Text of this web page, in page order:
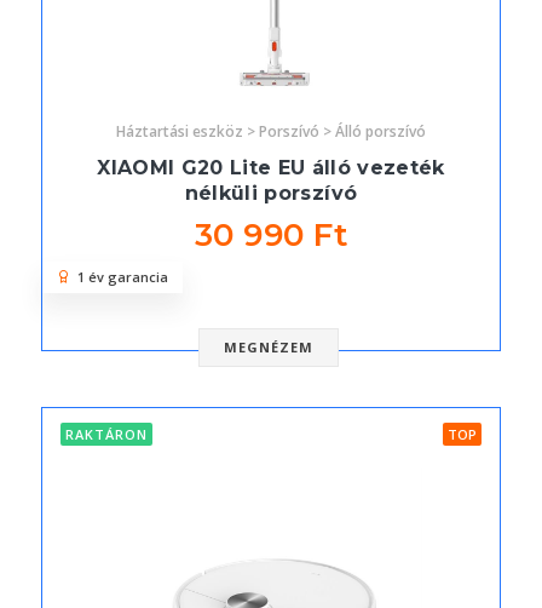
Háztartási eszköz > Porszívó > Álló porszívó
XIAOMI G20 Lite EU álló vezeték
nélküli porszívó
30 990 Ft
MEGNÉZEM
1 év garancia
RAKTÁRON TOP